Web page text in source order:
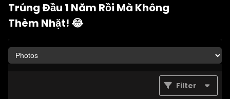
Trúng Đầu 1 Năm Rồi Mà Không
Thèm Nhặt! 😂
Filter